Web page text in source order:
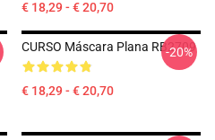
€ 18,29 - € 20,70
CURSO Máscara Plana RB2709
€ 18,29 - € 20,70
-20%